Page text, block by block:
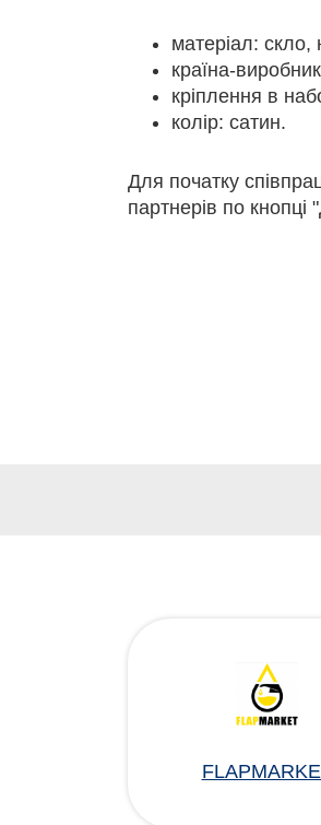
матеріал: скло,
країна-
кріплення в
колір: сатин.
Для початку
партнерів по кнопці